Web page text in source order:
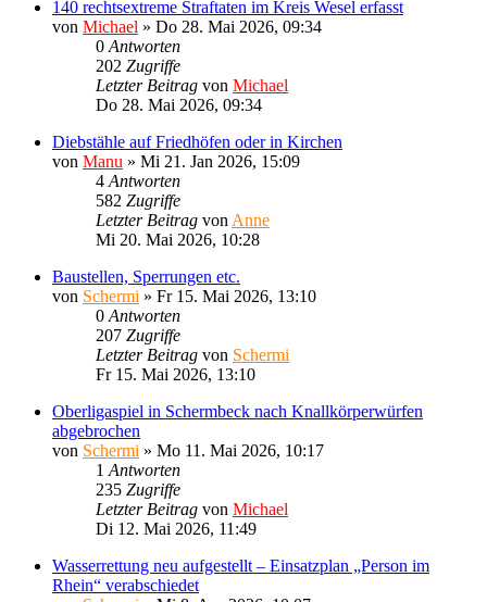
140 rechtsextreme Straftaten im Kreis Wesel erfasst
von Michael » Do 28. Mai 2026, 09:34
0 Antworten
202 Zugriffe
Letzter Beitrag von Michael
Do 28. Mai 2026, 09:34
Diebstähle auf Friedhöfen oder in Kirchen
von Manu » Mi 21. Jan 2026, 15:09
4 Antworten
582 Zugriffe
Letzter Beitrag von Anne
Mi 20. Mai 2026, 10:28
Baustellen, Sperrungen etc.
von Schermi » Fr 15. Mai 2026, 13:10
0 Antworten
207 Zugriffe
Letzter Beitrag von Schermi
Fr 15. Mai 2026, 13:10
Oberligaspiel in Schermbeck nach Knallkörperwürfen
abgebrochen
von Schermi » Mo 11. Mai 2026, 10:17
1 Antworten
235 Zugriffe
Letzter Beitrag von Michael
Di 12. Mai 2026, 11:49
Wasserrettung neu aufgestellt – Einsatzplan „Person im
Rhein“ verabschiedet